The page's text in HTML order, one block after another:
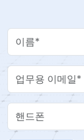
Your Name
Work Email
핸드폰